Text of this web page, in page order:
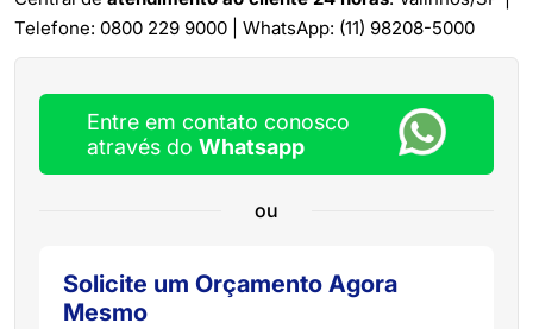
Telefone: 0800 229 9000 | WhatsApp: (11) 98208-5000
Entre em contato conosco
através do Whatsapp
ou
Solicite um Orçamento Agora
Mesmo